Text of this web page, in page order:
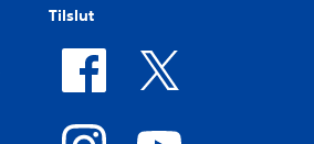
Tilslut